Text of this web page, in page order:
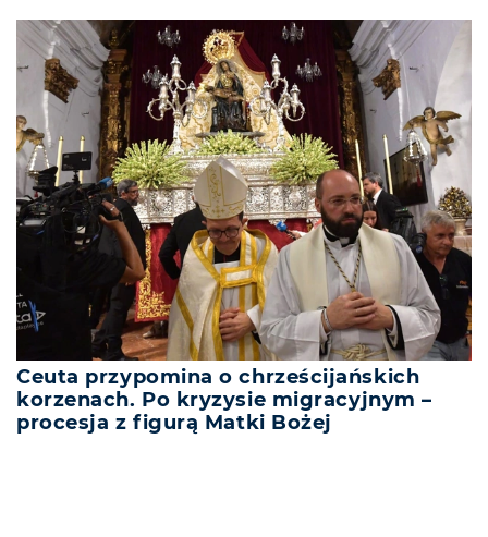
Ceuta przypomina o chrześcijańskich
korzenach. Po kryzysie migracyjnym –
procesja z figurą Matki Bożej